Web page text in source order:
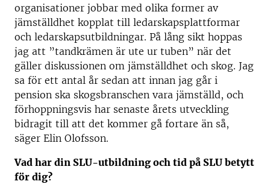
organisationer jobbar med olika former av
jämställdhet kopplat till ledarskapsplattformar
och ledarskapsutbildningar. På lång sikt hoppas
jag att ”tandkrämen är ute ur tuben” när det
gäller diskussionen om jämställdhet och skog. Jag
sa för ett antal år sedan att innan jag går i
pension ska skogsbranschen vara jämställd, och
förhoppningsvis har senaste årets utveckling
bidragit till att det kommer gå fortare än så,
säger Elin Olofsson.
Vad har din SLU-utbildning och tid på SLU betytt
för dig?